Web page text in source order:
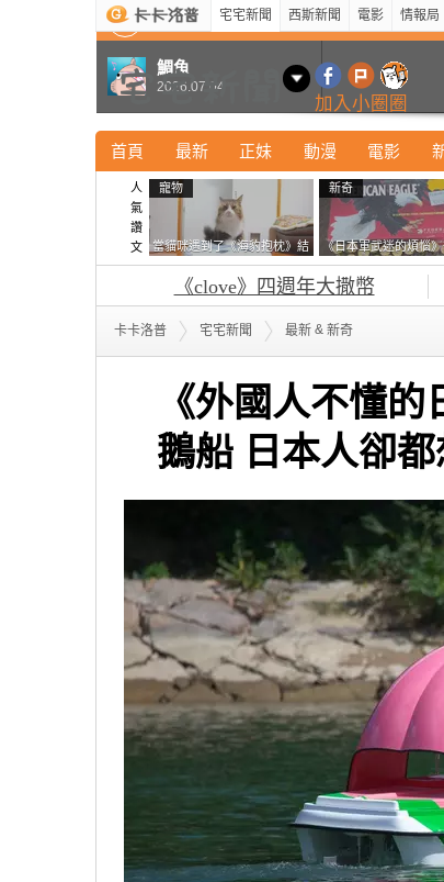
宅宅新聞 西斯新聞 電影 情報局
加入小圈圈
首頁 最新 正妹 動漫 電影
人
氣
讚
文
寵物
當貓咪遇到了《海豹抱枕》結
果玩了10天後，海豹一整個走
鐘笑翻網友
新奇
《日本軍武迷的煩惱
盒在日本超級貴 美國
接一大箱寄給他了
《clove》四週年大撒幣
卡卡洛普 宅宅新聞 最新 & 新奇
《外國人不懂
鵝船 日本人卻
最新 新奇 正妹 寵物 型男 Kuso
鯛魚
2026.07.04